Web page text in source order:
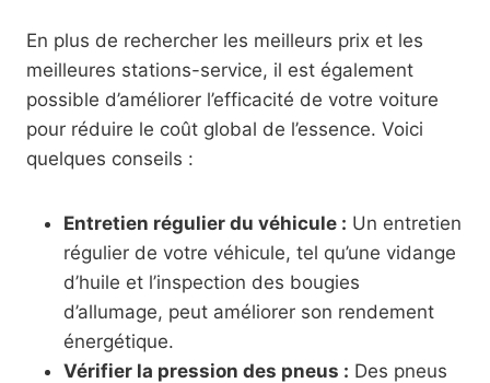
En plus de rechercher les meilleurs prix et les
meilleures stations-service, il est également
possible d’améliorer l’efficacité de votre voiture
pour réduire le coût global de l’essence. Voici
quelques conseils :
Entretien régulier du véhicule : Un entretien
régulier de votre véhicule, tel qu’une vidange
d’huile et l’inspection des bougies
d’allumage, peut améliorer son rendement
énergétique.
Vérifier la pression des pneus : Des pneus